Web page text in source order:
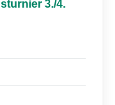
3./4.